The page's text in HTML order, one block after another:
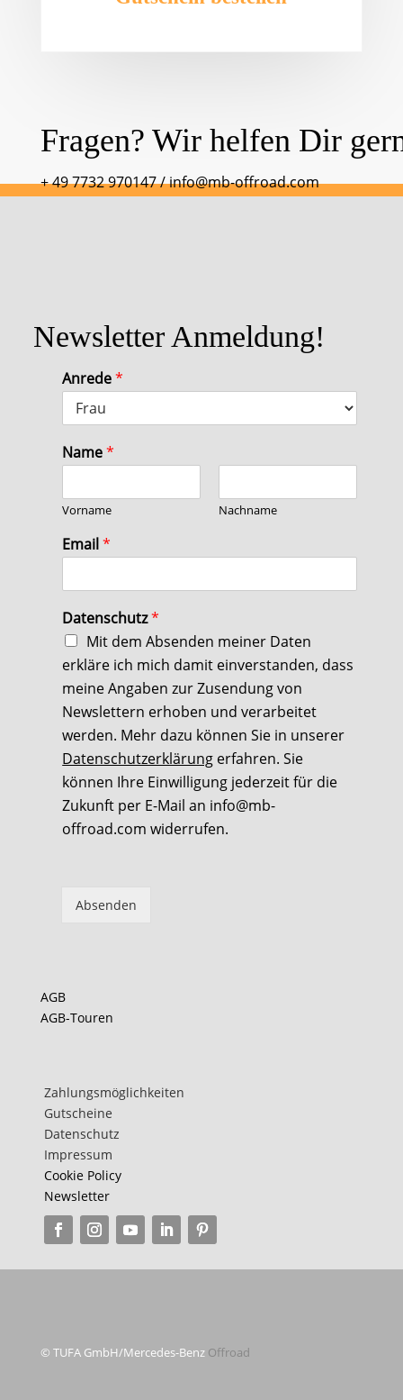
Fragen? Wir helfen Dir
+ 49 7732 970147/info@mb-offroad.com
Newsletter Anmeldung!
Anrede*
Name*
Vorname Nachname
Email*
Datenschutz*
Mit dem Absenden meiner Daten
erkläre ich mich damit einverstanden, dass
meine Angaben zur Zusendung von
Newslettern erhoben und verarbeitet
werden. Mehr dazu können Sie in unserer
Datenschutzerklärung erfahren. Sie
können Ihre Einwilligung jederzeit für die
Zukunft per E-Mail an info@mb-
offroad.com widerrufen.
Absenden
teilen
AGB
AGB-Touren
Zahlungsmöglichkeiten
Gutscheine
Datenschutz
Impressum
Cookie Policy
Newsletter
© TUFA GmbH/Mercedes-Benz Offroad